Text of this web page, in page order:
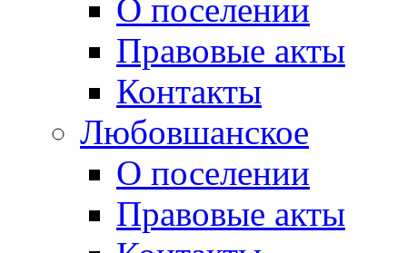
О поселении
Правовые акты
Контакты
Любовшанское
О поселении
Правовые акты